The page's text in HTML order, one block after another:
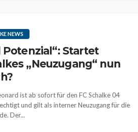
NEWS
Potenzial“: Startet
„Neuzugang“ nun
ist ab sofort für den FC Schalke 04
und gilt als interner Neuzugang für die
Der...